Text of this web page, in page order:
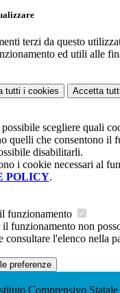
terzi da questo
ed utili alle
tutti i cookies Accetta tutti
scegliere quali
quelli che consentono il
disabilitarli.
i cookie necessari al
POLICY.
funzionamento
funzionamento non
consultare l'elenco nella
preferenze
Comprensivo